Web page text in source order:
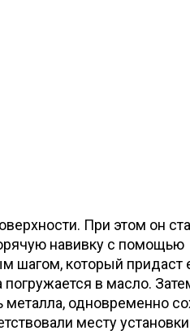
При этом он
навивку с помощью
шагом, который придаст
в масло.
металла, одновременно
месту